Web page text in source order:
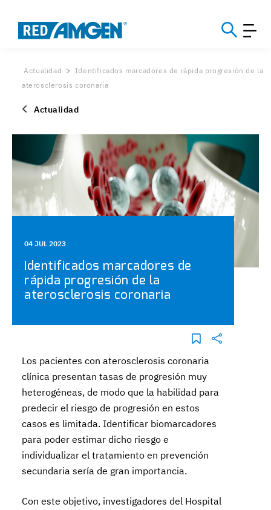
Actualidad
Identificados marcadores de rápida progresión de la
aterosclerosis coronaria
Actualidad
04 JUL 2023
Identificados marcadores de
rápida progresión de la
aterosclerosis coronaria
Los pacientes con aterosclerosis coronaria
clínica presentan tasas de progresión muy
heterogéneas, de modo que la habilidad para
predecir el riesgo de progresión en estos
casos es limitada. Identificar biomarcadores
para poder estimar dicho riesgo e
individualizar el tratamiento en prevención
secundaria sería de gran importancia.
Con este objetivo, investigadores del Hospital